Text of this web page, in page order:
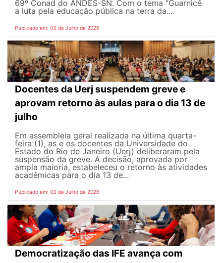
69º Conad do ANDES-SN. Com o tema "Guarnicê
a luta pela educação pública na terra da...
Publicado em: 03 de Julho de 2026
Docentes da Uerj suspendem greve e
aprovam retorno às aulas para o dia 13 de
julho
Em assembleia geral realizada na última quarta-
feira (1), as e os docentes da Universidade do
Estado do Rio de Janeiro (Uerj) deliberaram pela
suspensão da greve. A decisão, aprovada por
ampla maioria, estabeleceu o retorno às atividades
acadêmicas para o dia 13 de...
Publicado em: 03 de Julho de 2026
Democratização das IFE avança com